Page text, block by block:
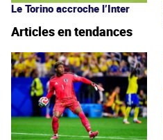
Le Torino accroche l’Inter
Articles en tendances